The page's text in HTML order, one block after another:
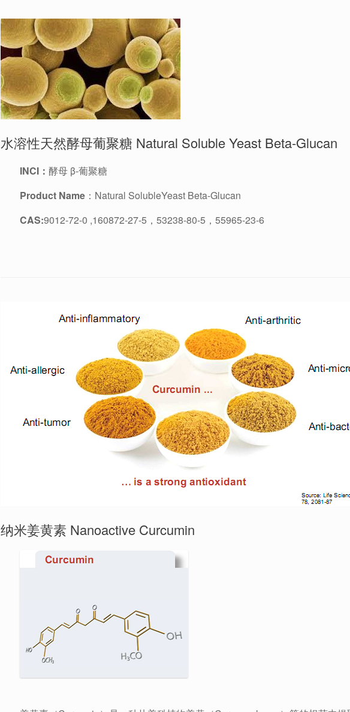
水溶性天然酵母葡聚糖 Natural Soluble Yeast Beta-Glucan
INCI：酵母 β-葡聚糖
Product Name ：Natural SolubleYeast Beta-Glucan
CAS:9012-72-0 ,160872-27-5，53238-80-5，55965-23-6
纳米姜黄素 Nanoactive Curcumin